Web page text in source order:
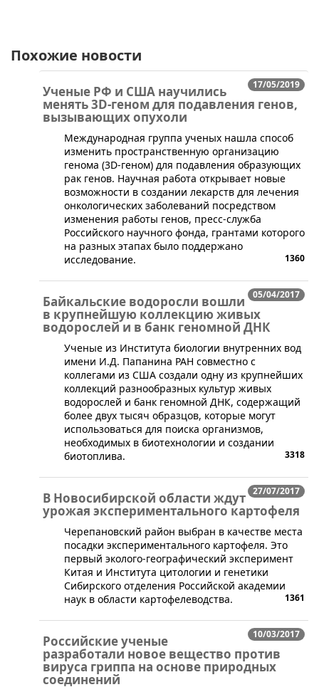
Похожие новости
17/05/2019
Ученые РФ и США научились
менять 3D-геном для подавления генов,
вызывающих опухоли
​Международная группа ученых нашла способ
изменить пространственную организацию
генома (3D-геном) для подавления образующих
рак генов. Научная работа открывает новые
возможности в создании лекарств для лечения
онкологических заболеваний посредством
изменения работы генов, пресс-служба
Российского научного фонда, грантами которого
на разных этапах было поддержано
исследование.
1360
05/04/2017
Байкальские водоросли вошли
в крупнейшую коллекцию живых
водорослей и в банк геномной ДНК
​Ученые из Института биологии внутренних вод
имени И.Д. Папанина РАН совместно с
коллегами из США создали одну из крупнейших
коллекций разнообразных культур живых
водорослей и банк геномной ДНК, содержащий
более двух тысяч образцов, которые могут
использоваться для поиска организмов,
необходимых в биотехнологии и создании
биотоплива.
3318
27/07/2017
В Новосибирской области ждут
урожая экспериментального картофеля
​Черепановский район выбран в качестве места
посадки экспериментального картофеля. Это
первый эколого-географический эксперимент
Китая и Института цитологии и генетики
Сибирского отделения Российской академии
наук в области картофелеводства.
1361
10/03/2017
Российские ученые
разработали новое вещество против
вируса гриппа на основе природных
соединений